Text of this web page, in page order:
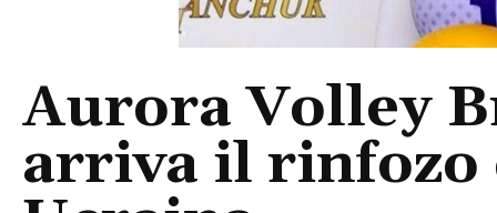
Aurora Volley
arriva il